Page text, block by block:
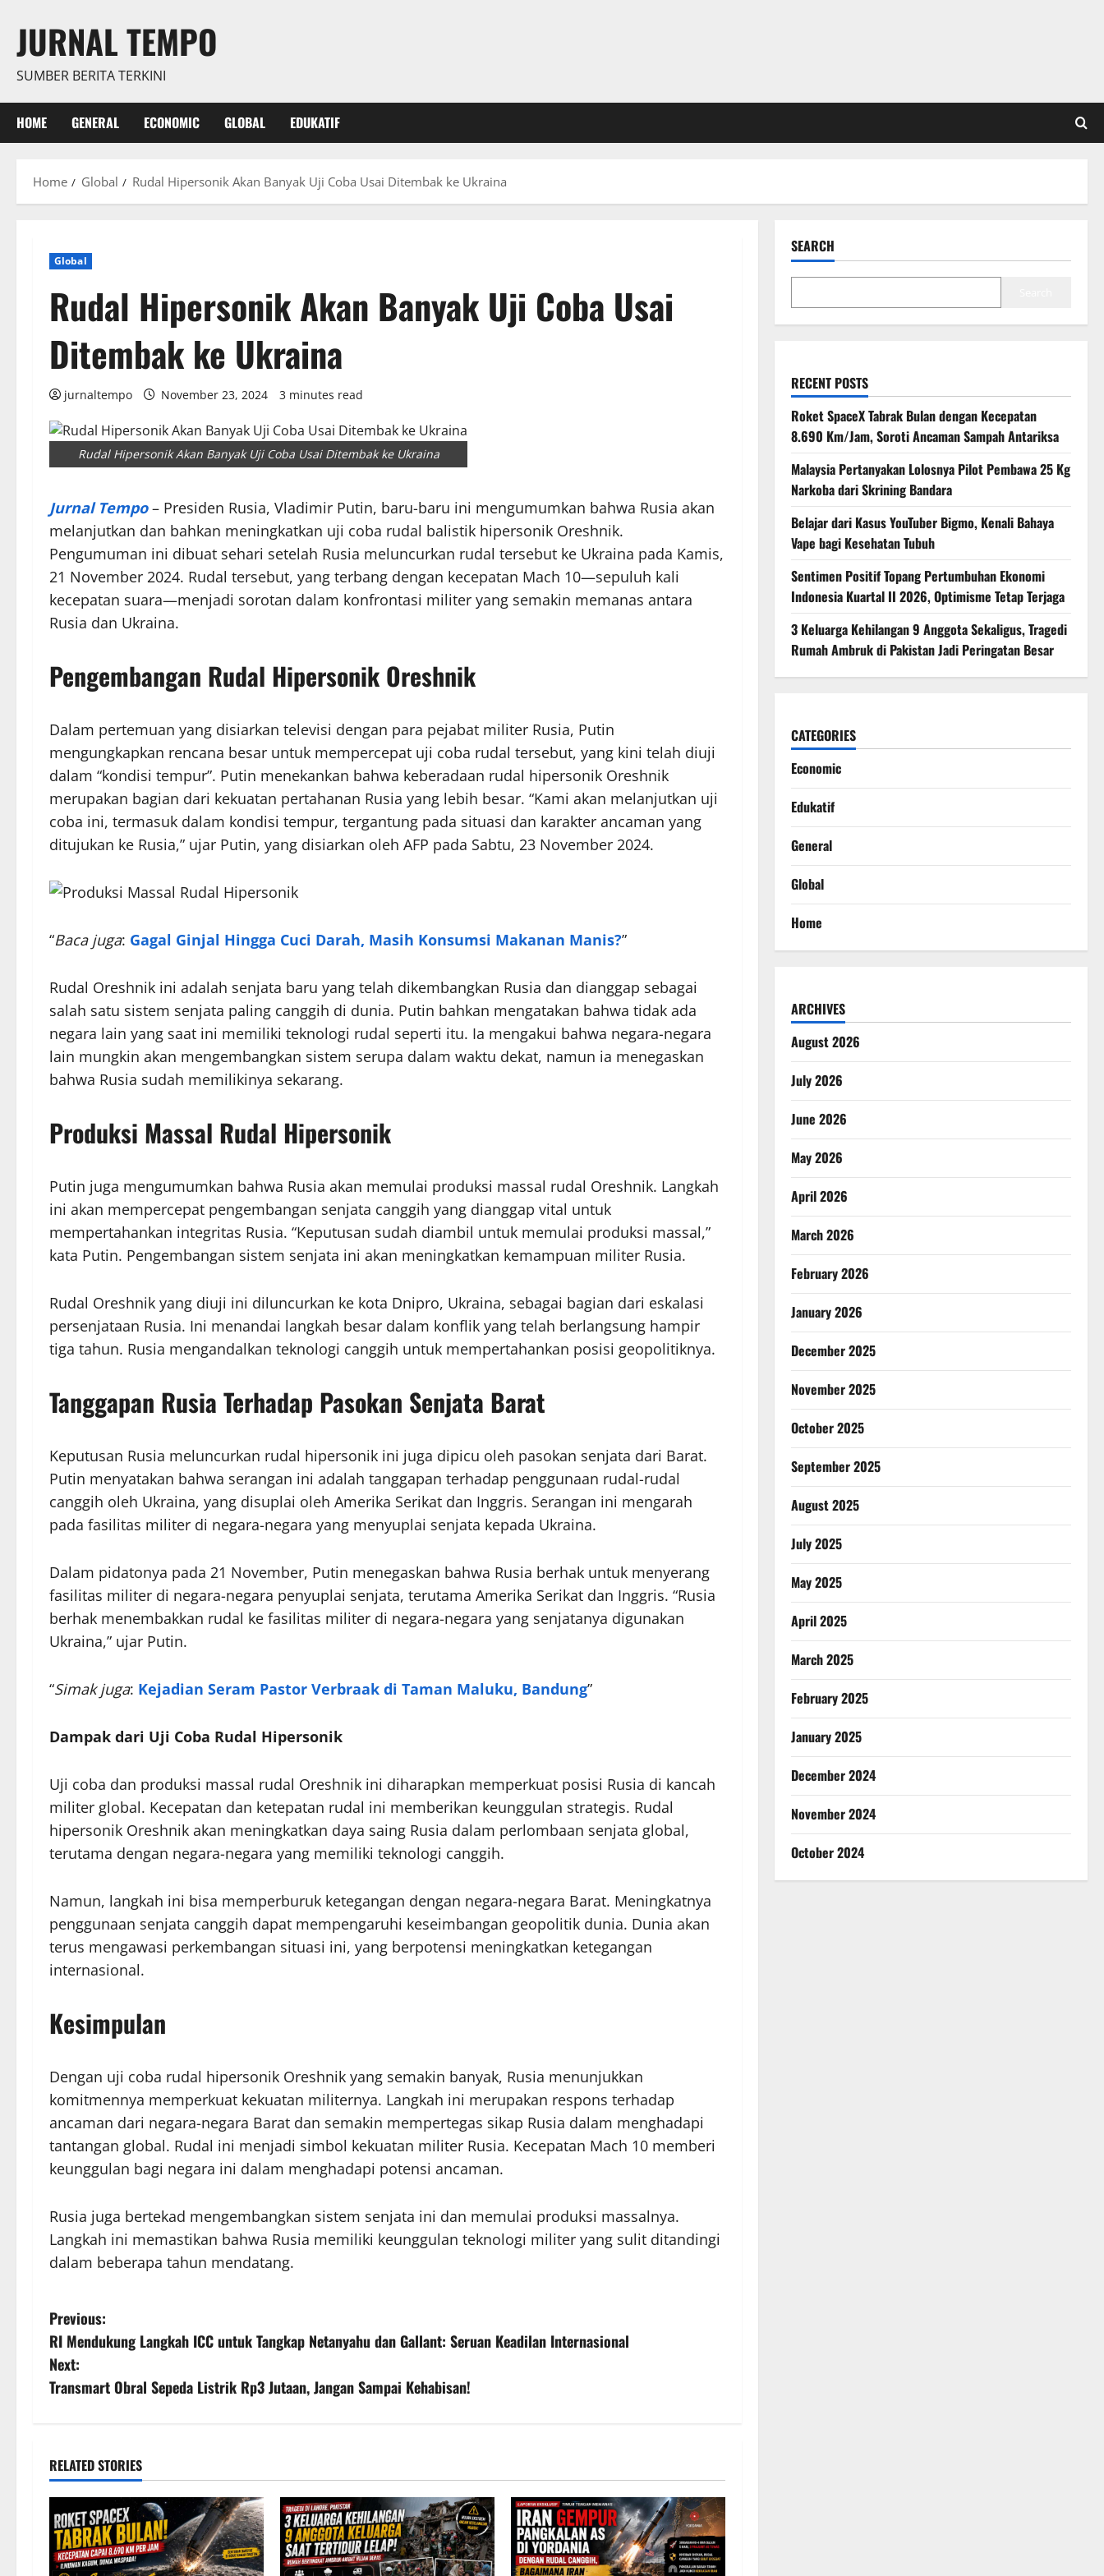
content
JURNAL TEMPO
SUMBER BERITA TERKINI
HOME GENERAL ECONOMIC GLOBAL EDUKATIF
Home Global Rudal Hipersonik Akan Banyak Uji Coba Usai Ditembak ke Ukraina
Global
Rudal Hipersonik Akan Banyak Uji Coba Usai
Ditembak ke Ukraina
jurnaltempo November 23, 2024 3 minutes read
Rudal Hipersonik Akan Banyak Uji Coba Usai Ditembak ke Ukraina
Jurnal Tempo– Presiden Rusia, Vladimir Putin, baru-baru ini mengumumkan bahwa Rusia akan
melanjutkan dan bahkan meningkatkan uji coba rudal balistik hipersonik Oreshnik.
Pengumuman ini dibuat sehari setelah Rusia meluncurkan rudal tersebut ke Ukraina pada Kamis,
21 November 2024. Rudal tersebut, yang terbang dengan kecepatan Mach 10—sepuluh kali
kecepatan suara—menjadi sorotan dalam konfrontasi militer yang semakin memanas antara
Rusia dan Ukraina.
Pengembangan Rudal Hipersonik Oreshnik
Dalam pertemuan yang disiarkan televisi dengan para pejabat militer Rusia, Putin
mengungkapkan rencana besar untuk mempercepat uji coba rudal tersebut, yang kini telah diuji
dalam “kondisi tempur”. Putin menekankan bahwa keberadaan rudal hipersonik Oreshnik
merupakan bagian dari kekuatan pertahanan Rusia yang lebih besar. “Kami akan melanjutkan uji
coba ini, termasuk dalam kondisi tempur, tergantung pada situasi dan karakter ancaman yang
ditujukan ke Rusia,” ujar Putin, yang disiarkan oleh AFP pada Sabtu, 23 November 2024.
“Baca juga: Gagal Ginjal Hingga Cuci Darah, Masih Konsumsi Makanan Manis?”
Rudal Oreshnik ini adalah senjata baru yang telah dikembangkan Rusia dan dianggap sebagai
salah satu sistem senjata paling canggih di dunia. Putin bahkan mengatakan bahwa tidak ada
negara lain yang saat ini memiliki teknologi rudal seperti itu. Ia mengakui bahwa negara-negara
lain mungkin akan mengembangkan sistem serupa dalam waktu dekat, namun ia menegaskan
bahwa Rusia sudah memilikinya sekarang.
Produksi Massal Rudal Hipersonik
Putin juga mengumumkan bahwa Rusia akan memulai produksi massal rudal Oreshnik. Langkah
ini akan mempercepat pengembangan senjata canggih yang dianggap vital untuk
mempertahankan integritas Rusia. “Keputusan sudah diambil untuk memulai produksi massal,”
kata Putin. Pengembangan sistem senjata ini akan meningkatkan kemampuan militer Rusia.
Rudal Oreshnik yang diuji ini diluncurkan ke kota Dnipro, Ukraina, sebagai bagian dari eskalasi
persenjataan Rusia. Ini menandai langkah besar dalam konflik yang telah berlangsung hampir
tiga tahun. Rusia mengandalkan teknologi canggih untuk mempertahankan posisi geopolitiknya.
Tanggapan Rusia Terhadap Pasokan Senjata Barat
Keputusan Rusia meluncurkan rudal hipersonik ini juga dipicu oleh pasokan senjata dari Barat.
Putin menyatakan bahwa serangan ini adalah tanggapan terhadap penggunaan rudal-rudal
canggih oleh Ukraina, yang disuplai oleh Amerika Serikat dan Inggris. Serangan ini mengarah
pada fasilitas militer di negara-negara yang menyuplai senjata kepada Ukraina.
Dalam pidatonya pada 21 November, Putin menegaskan bahwa Rusia berhak untuk menyerang
fasilitas militer di negara-negara penyuplai senjata, terutama Amerika Serikat dan Inggris. “Rusia
berhak menembakkan rudal ke fasilitas militer di negara-negara yang senjatanya digunakan
Ukraina,” ujar Putin.
“Simak juga: Kejadian Seram Pastor Verbraak di Taman Maluku, Bandung”
Dampak dari Uji Coba Rudal Hipersonik
Uji coba dan produksi massal rudal Oreshnik ini diharapkan memperkuat posisi Rusia di kancah
militer global. Kecepatan dan ketepatan rudal ini memberikan keunggulan strategis. Rudal
hipersonik Oreshnik akan meningkatkan daya saing Rusia dalam perlombaan senjata global,
terutama dengan negara-negara yang memiliki teknologi canggih.
Namun, langkah ini bisa memperburuk ketegangan dengan negara-negara Barat. Meningkatnya
penggunaan senjata canggih dapat mempengaruhi keseimbangan geopolitik dunia. Dunia akan
terus mengawasi perkembangan situasi ini, yang berpotensi meningkatkan ketegangan
internasional.
Kesimpulan
Dengan uji coba rudal hipersonik Oreshnik yang semakin banyak, Rusia menunjukkan
komitmennya memperkuat kekuatan militernya. Langkah ini merupakan respons terhadap
ancaman dari negara-negara Barat dan semakin mempertegas sikap Rusia dalam menghadapi
tantangan global. Rudal ini menjadi simbol kekuatan militer Rusia. Kecepatan Mach 10 memberi
keunggulan bagi negara ini dalam menghadapi potensi ancaman.
Rusia juga bertekad mengembangkan sistem senjata ini dan memulai produksi massalnya.
Langkah ini memastikan bahwa Rusia memiliki keunggulan teknologi militer yang sulit ditandingi
dalam beberapa tahun mendatang.
P
o
s
n
a
v
i
Previous:
RI Mendukung Langkah ICC untuk Tangkap Netanyahu dan Gallant: Seruan Keadilan Internasional
Next:
Transmart Obral Sepeda Listrik Rp3 Jutaan, Jangan Sampai Kehabisan!
RELATED STORIES
SEARCH
RECENT POSTS
Roket SpaceX Tabrak Bulan dengan Kecepatan
8.690 Km/Jam, Soroti Ancaman Sampah Antariksa
Malaysia Pertanyakan Lolosnya Pilot Pembawa 25 Kg
Narkoba dari Skrining Bandara
Belajar dari Kasus YouTuber Bigmo, Kenali Bahaya
Vape bagi Kesehatan Tubuh
Sentimen Positif Topang Pertumbuhan Ekonomi
Indonesia Kuartal II 2026, Optimisme Tetap Terjaga
3 Keluarga Kehilangan 9 Anggota Sekaligus, Tragedi
Rumah Ambruk di Pakistan Jadi Peringatan Besar
CATEGORIES
Economic
Edukatif
General
Global
Home
ARCHIVES
August 2026
July 2026
June 2026
May 2026
April 2026
March 2026
February 2026
January 2026
December 2025
November 2025
October 2025
September 2025
August 2025
July 2025
May 2025
April 2025
March 2025
February 2025
January 2025
December 2024
November 2024
October 2024